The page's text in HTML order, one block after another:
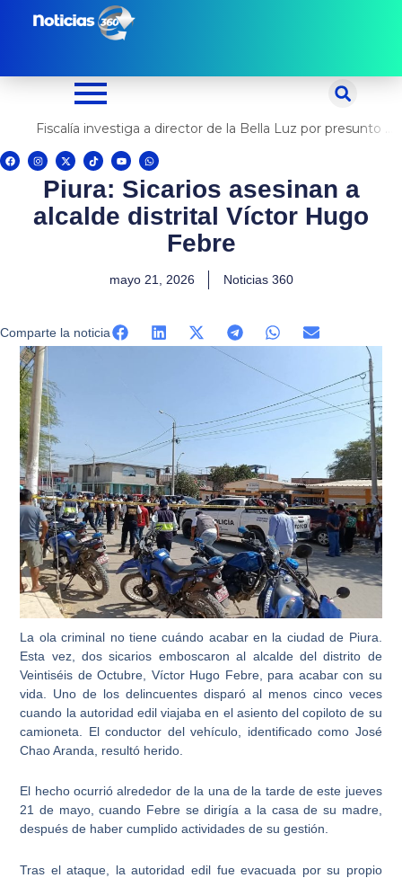
Fiscalía investiga a director de la Bella Luz por presunto abuso contra cantante Naldy Saldaña
F
a
c
I
n
s
r
a
X
-
t
w
t
e
T
i
k
t
o
Y
o
u
t
u
W
h
a
t
s
a
p
p
Piura: Sicarios asesinan a
alcalde distrital Víctor Hugo
Febre
mayo 21, 2026 Noticias 360
Comparte la noticia
La ola criminal no tiene cuándo acabar en la ciudad de Piura.
Esta vez, dos sicarios emboscaron al alcalde del distrito de
Veintiséis de Octubre, Víctor Hugo Febre, para acabar con su
vida. Uno de los delincuentes disparó al menos cinco veces
cuando la autoridad edil viajaba en el asiento del copiloto de su
camioneta. El conductor del vehículo, identificado como José
Chao Aranda, resultó herido.
El hecho ocurrió alrededor de la una de la tarde de este jueves
21 de mayo, cuando Febre se dirigía a la casa de su madre,
después de haber cumplido actividades de su gestión.
Tras el ataque, la autoridad edil fue evacuada por su propio